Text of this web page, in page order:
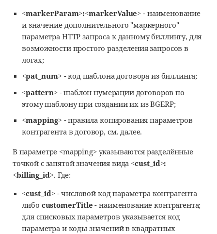
<markerParam>:<markerValue> - наименование
и значение дополнительного "маркерного"
параметра HTTP запроса к данному биллингу, для
возможности простого разделения запросов в
логах;
<pat_num>- код шаблона договора из биллинга;
<pattern>- шаблон нумерации договоров по
этому шаблону при создании их из BGERP;
<mapping>- правила копирования параметров
контрагента в договор, см. далее.
В параметре <mapping> указываются разделённые
точкой с запятой значения вида <cust_id>:
<billing_id>. Где:
<cust_id>- числовой код параметра контрагента
либо customerTitle - наименование контрагента;
для списковых параметров указывается код
параметра и коды значений в квадратных